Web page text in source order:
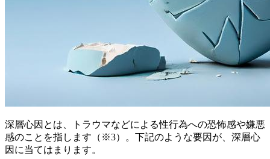
深層心因とは、トラウマなどによる性行為への恐怖感や嫌悪
感のことを指します（※3）。下記のような要因が、深層心
因に当てはまります。